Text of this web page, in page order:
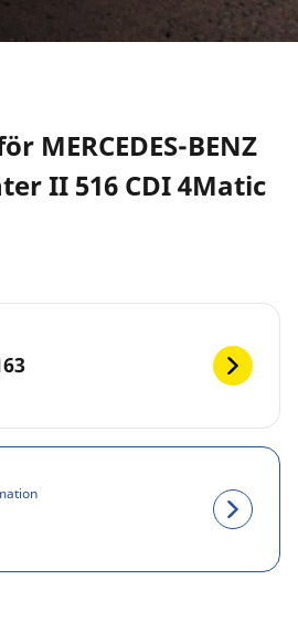
MERCEDES-BENZ
II 516 CDI 4Matic